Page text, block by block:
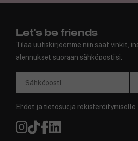
Let's be friends
Tilaa uutiskirjeemme niin saat vinkit,
alennukset suoraan sähköpostiisi.
Sähköposti
Ehdot ja tietosuoja rekisteröitymiselle